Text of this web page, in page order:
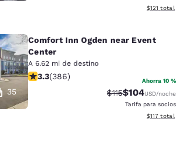
Ver
$121 total
35
Comfort Inn Ogden near Event
Center
A 6.62 mi de destino
calificación de 3.25 estrellas. Bueno.
3.3(386) Ahorra 10 %
Precio tachado:
$115Precio con
$104USD/noche
Tarifa para socios
Ver
$117 total